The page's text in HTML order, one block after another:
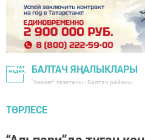
БАЛТАЧ ЯҢАЛЫКЛАРЫ
"Хезмәт" газетасы - Балтач районы
ТӨРЛЕСЕ